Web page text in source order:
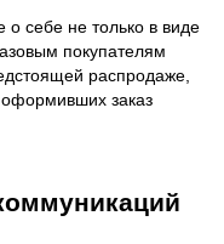
о себе не только в виде
покупателям
распродаже,
заказ